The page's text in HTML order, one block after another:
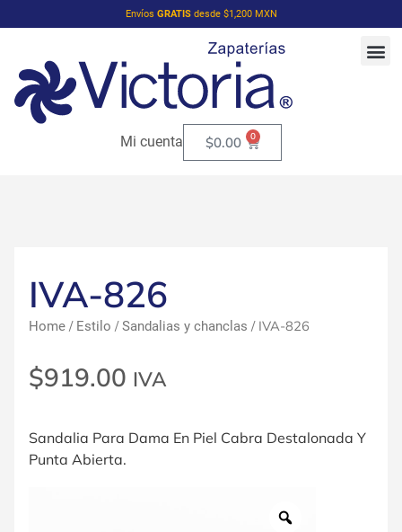
Envíos GRATISdesde $1,200 MXN
Mi cuenta $0.00 0
IVA-826
Home / Estilo /Sandalias y chanclas / IVA-826
$919.00 IVA
Sandalia Para Dama En Piel Cabra Destalonada Y
Punta Abierta.